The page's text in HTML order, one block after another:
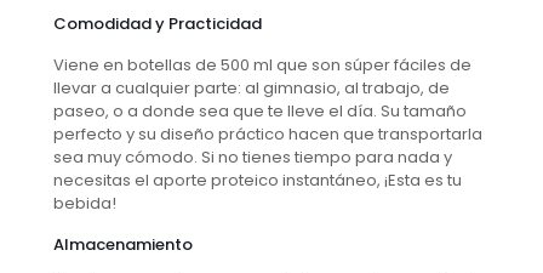
Comodidad y Practicidad
Viene en botellas de 500 ml que son súper fáciles de
llevar a cualquier parte: al gimnasio, al trabajo, de
paseo, o a donde sea que te lleve el día. Su tamaño
perfecto y su diseño práctico hacen que transportarla
sea muy cómodo. Si no tienes tiempo para nada y
necesitas el aporte proteico instantáneo, ¡Esta es tu
bebida!
Almacenamiento